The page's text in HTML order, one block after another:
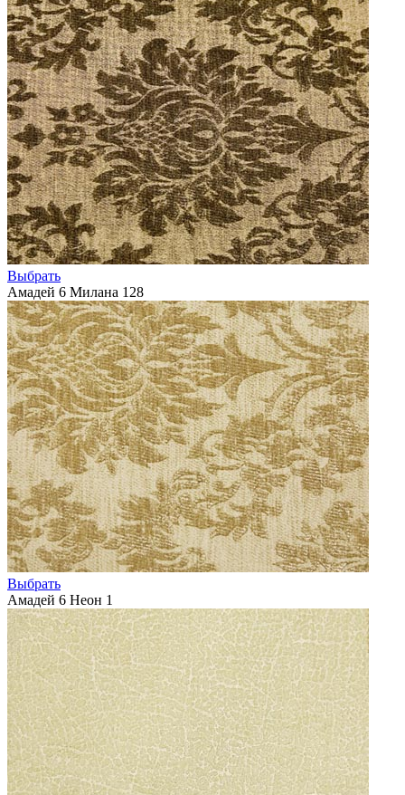
Выбрать
Амадей 6 Милана 128
Выбрать
Амадей 6 Неон 1